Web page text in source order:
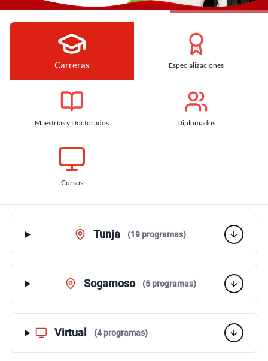
Carreras Especializaciones
Maestrías y Doctorados Diplomados
Cursos
Carreras
Tunja (19 programas)
Sogamoso (5 programas)
Virtual (4 programas)